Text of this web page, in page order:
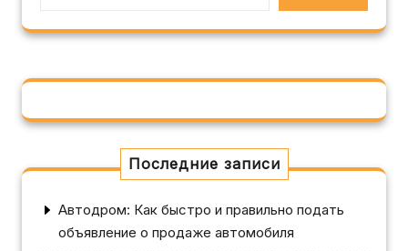
Последние записи
Автодром: Как быстро и правильно подать
объявление о продаже автомобиля